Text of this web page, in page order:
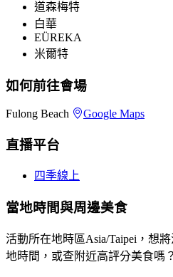
道森梅特
白華
EÜREKA
米爾特
如何前往會場
Fulong Beach Google Maps
直播平台
四季線上
當地時間與周邊美食
活動所在地時區Asia/Taipei，想
地時間，或查附近高評分美食嗎